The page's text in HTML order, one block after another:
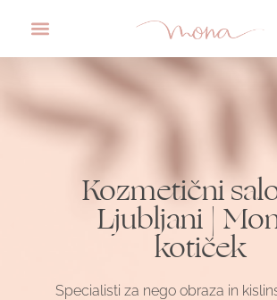
Kozmetični
Ljubljani |
kotiček
Specialisti za nego obraza in